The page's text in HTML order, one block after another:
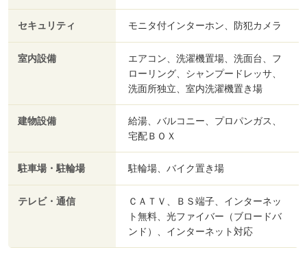
セキュリティ モニタ付インターホン、防犯カメラ
室内設備
エアコン、洗濯機置場、洗面台、フ
ローリング、シャンプードレッサ、
洗面所独立、室内洗濯機置き場
建物設備
給湯、バルコニー、プロパンガス、
宅配ＢＯＸ
駐車場・駐輪場 駐輪場、バイク置き場
テレビ・通信
ＣＡＴＶ、ＢＳ端子、インターネッ
ト無料、光ファイバー（ブロードバ
ンド）、インターネット対応